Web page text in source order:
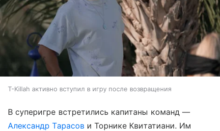
T-Killah активно вступил в игру после возвращения
В суперигре встретились капитаны команд —
Александр Тарасови Торнике Квитатиани. Им